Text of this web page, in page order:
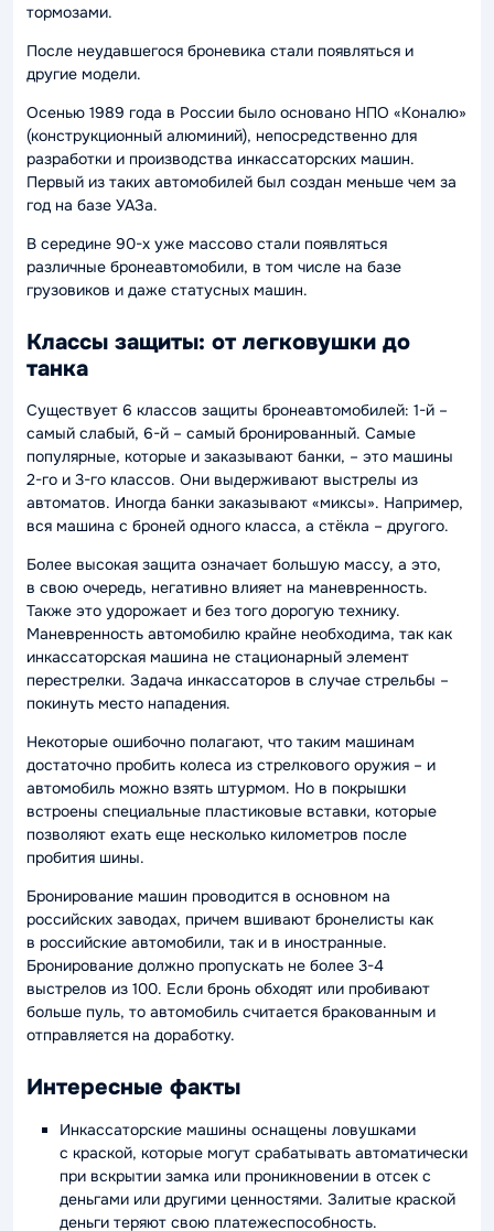
тормозами.
После неудавшегося броневика стали появляться и
другие модели.
Осенью 1989 года в России было основано НПО «Коналю»
(конструкционный алюминий), непосредственно для
разработки и производства инкассаторских машин.
Первый из таких автомобилей был создан меньше чем за
год на базе УАЗа.
В середине 90-х уже массово стали появляться
различные бронеавтомобили, в том числе на базе
грузовиков и даже статусных машин.
Классы защиты: от легковушки до
танка
Существует 6 классов защиты бронеавтомобилей: 1-й –
самый слабый, 6-й – самый бронированный. Самые
популярные, которые и заказывают банки, – это машины
2-го и 3-го классов. Они выдерживают выстрелы из
автоматов. Иногда банки заказывают «миксы». Например,
вся машина с броней одного класса, а стёкла – другого.
Более высокая защита означает большую массу, а это,
в свою очередь, негативно влияет на маневренность.
Также это удорожает и без того дорогую технику.
Маневренность автомобилю крайне необходима, так как
инкассаторская машина не стационарный элемент
перестрелки. Задача инкассаторов в случае стрельбы –
покинуть место нападения.
Некоторые ошибочно полагают, что таким машинам
достаточно пробить колеса из стрелкового оружия – и
автомобиль можно взять штурмом. Но в покрышки
встроены специальные пластиковые вставки, которые
позволяют ехать еще несколько километров после
пробития шины.
Бронирование машин проводится в основном на
российских заводах, причем вшивают бронелисты как
в российские автомобили, так и в иностранные.
Бронирование должно пропускать не более 3-4
выстрелов из 100. Если бронь обходят или пробивают
больше пуль, то автомобиль считается бракованным и
отправляется на доработку.
Интересные факты
Инкассаторские машины оснащены ловушками
с краской, которые могут срабатывать автоматически
при вскрытии замка или проникновении в отсек с
деньгами или другими ценностями. Залитые краской
деньги теряют свою платежеспособность.